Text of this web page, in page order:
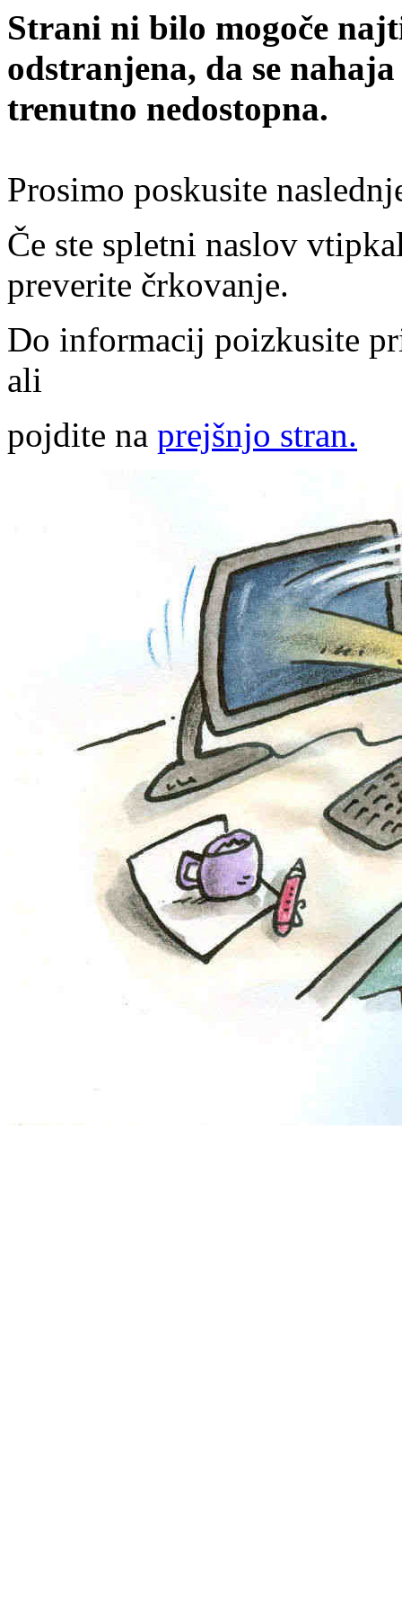
Strani ni bilo mogoče
odstranjena, da se
trenutno nedostopna.
Prosimo poskusite
Če ste spletni naslov
preverite črkovanje.
Do informacij poizkusite
ali
pojdite na prejšnjo stran.